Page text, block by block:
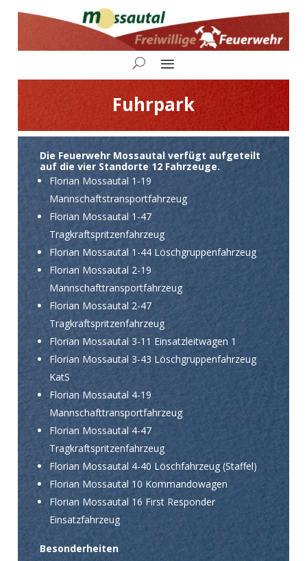
Fuhrpark
Die Feuerwehr Mossautal verfügt aufgeteilt
auf die vier Standorte 12 Fahrzeuge.
Florian Mossautal 1-19
Mannschaftstransportfahrzeug
Florian Mossautal 1-47
Tragkraftspritzenfahrzeug
Florian Mossautal 1-44 Löschgruppenfahrzeug
Florian Mossautal 2-19
Mannschafttransportfahrzeug
Florian Mossautal 2-47
Tragkraftspritzenfahrzeug
Florian Mossautal 3-11 Einsatzleitwagen 1
Florian Mossautal 3-43 Löschgruppenfahrzeug
KatS
Florian Mossautal 4-19
Mannschafttransportfahrzeug
Florian Mossautal 4-47
Tragkraftspritzenfahrzeug
Florian Mossautal 4-40 Löschfahrzeug (Staffel)
Florian Mossautal 10 Kommandowagen
Florian Mossautal 16 First Responder
Einsatzfahrzeug
Besonderheiten